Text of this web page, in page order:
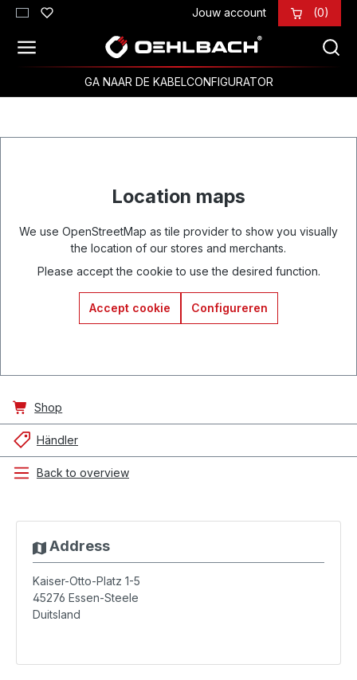
Ga naar de hoofdinhoud Jouw account (0)
GA NAAR DE KABELCONFIGURATOR
Location maps
We use OpenStreetMap as tile provider to show you visually
the location of our stores and merchants.
Please accept the cookie to use the desired function.
Accept cookie Configureren
Shop
Händler
Back to overview
Address
Kaiser-Otto-Platz 1-5
45276 Essen-Steele
Duitsland